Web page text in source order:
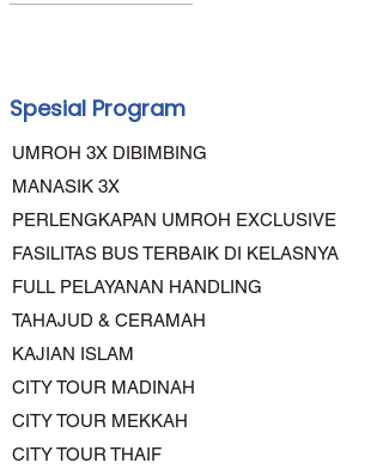
Spesial Program
UMROH 3X DIBIMBING
MANASIK 3X
PERLENGKAPAN UMROH EXCLUSIVE
FASILITAS BUS TERBAIK DI KELASNYA
FULL PELAYANAN HANDLING
TAHAJUD & CERAMAH
KAJIAN ISLAM
CITY TOUR MADINAH
CITY TOUR MEKKAH
CITY TOUR THAIF